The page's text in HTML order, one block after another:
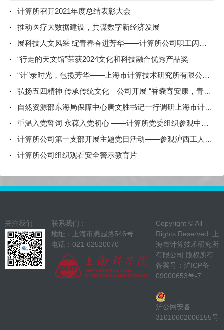
计算所召开2021年度总结表彰大会
推动医疗大数据建设，共谋数字新经济发展
展科技人文风采 绽青春奋进芳华——计算所公司职工闪耀市科技系统职工演讲、歌唱比赛
“行走的天文馆”荣获2024文化和科技融合优秀产品奖
“计”录时光，包揽芳华——上海市计算技术研究所有限公司庆祝“三八”国际劳动妇女节主题活动
弘扬五四精神 传承传统文化｜公司开展 “香囊寄安康，青春践五四”主题活动
自然资源部东海局保障中心唐文胜书记一行调研上海市计算技术研究所有限公司
重温入党誓词 永葆入党初心 ——计算所党委组织参观中共一大纪念馆
计算所公司第一支部开展主题党日活动——参观沪西工人半日学校史料陈列馆
计算所公司组织观看安全警示教育片
关注我们
联系我们：
地址：上海市愚园路546号
电话：021-62520070
Copyright © All
Rights Reserved. 上
海市计算技术研究所
有限公司 版权所有
备案号： 沪ICP备
09000653号-7
沪公网安备
31010602006155号